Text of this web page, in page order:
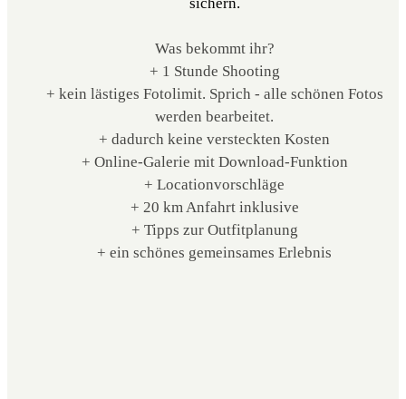
Was bekommt ihr?
+ 1 Stunde Shooting
+ kein lästiges Fotolimit. Sprich - alle schönen Fotos
werden bearbeitet.
+ dadurch keine versteckten Kosten
+ Online-Galerie mit Download-Funktion
+ Locationvorschläge
+ 20 km Anfahrt inklusive
+ Tipps zur Outfitplanung
+ ein schönes gemeinsames Erlebnis